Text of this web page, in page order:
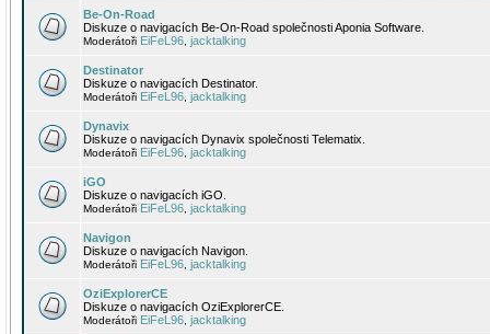
Be-On-Road
Diskuze o navigacích Be-On-Road společnosti Aponia Software.
Moderátoři EiFeL96 jacktalking
Destinator
Diskuze o navigacích Destinator.
Moderátoři EiFeL96 jacktalking
Dynavix
Diskuze o navigacích Dynavix společnosti Telematix.
Moderátoři EiFeL96 jacktalking
iGO
Diskuze o navigacích iGO.
Moderátoři EiFeL96 jacktalking
Navigon
Diskuze o navigacích Navigon.
Moderátoři EiFeL96 jacktalking
OziExplorerCE
Diskuze o navigacích OziExplorerCE.
Moderátoři EiFeL96 jacktalking